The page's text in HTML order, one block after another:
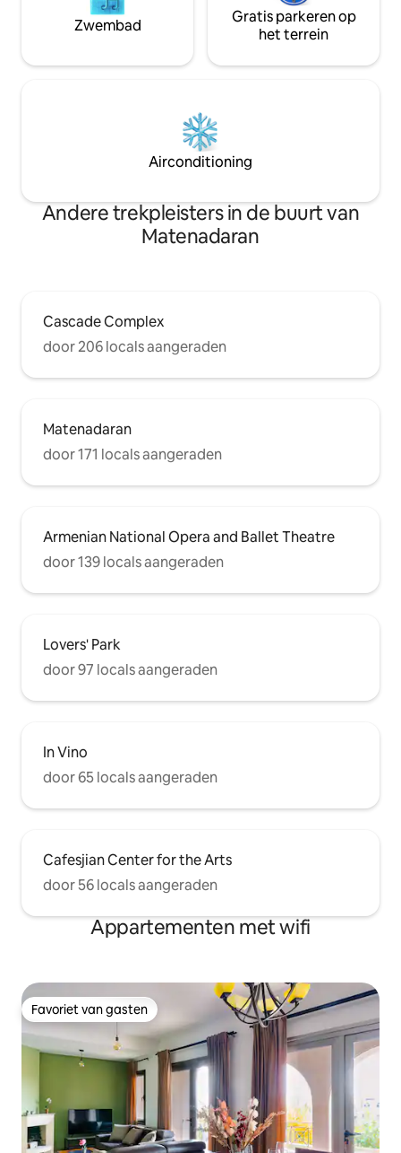
Zwembad
Gratis parkeren op
het terrein
Airconditioning
Andere trekpleisters in de buurt van
Matenadaran
Cascade Complex
door 206 locals aangeraden
Matenadaran
door 171 locals aangeraden
Armenian National Opera and Ballet Theatre
door 139 locals aangeraden
Lovers' Park
door 97 locals aangeraden
In Vino
door 65 locals aangeraden
Cafesjian Center for the Arts
door 56 locals aangeraden
Appartementen met wifi
Favoriet van gasten
Favoriet van gasten